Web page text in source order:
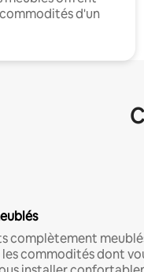
d'un
complètement
les commodités dont